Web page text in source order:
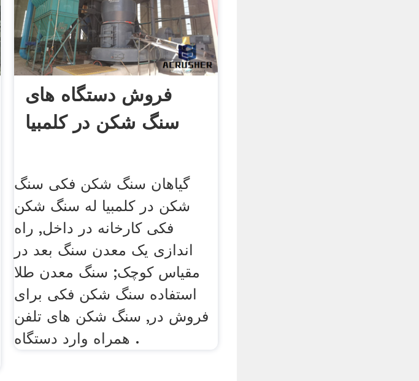
فروش دستگاه های
سنگ شکن در کلمبیا
گیاهان سنگ شکن فکی سنگ
شکن در کلمبیا له سنگ شکن
فکی کارخانه در داخل, راه
اندازی یک معدن سنگ بعد در
مقیاس کوچک; سنگ معدن طلا
استفاده سنگ شکن فکی برای
فروش در, سنگ شکن های تلفن
همراه وارد دستگاه .